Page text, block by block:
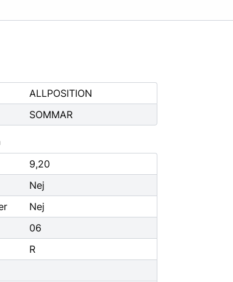
Smörjfett
Fordonstillbehör
Vinter
Fritid
Fordonsbelysning
Torkarblad
ALLPOSITION
SOMMAR
9,20
Nej
Nej
06
R